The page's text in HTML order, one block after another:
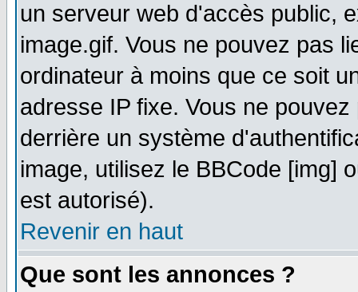
un serveur web d'accès public,
image.gif. Vous ne pouvez pas
ordinateur à moins que ce soit
adresse IP fixe. Vous ne
derrière un système
image, utilisez le BBCode [img]
est autorisé).
Revenir en haut
Que sont les annonces ?